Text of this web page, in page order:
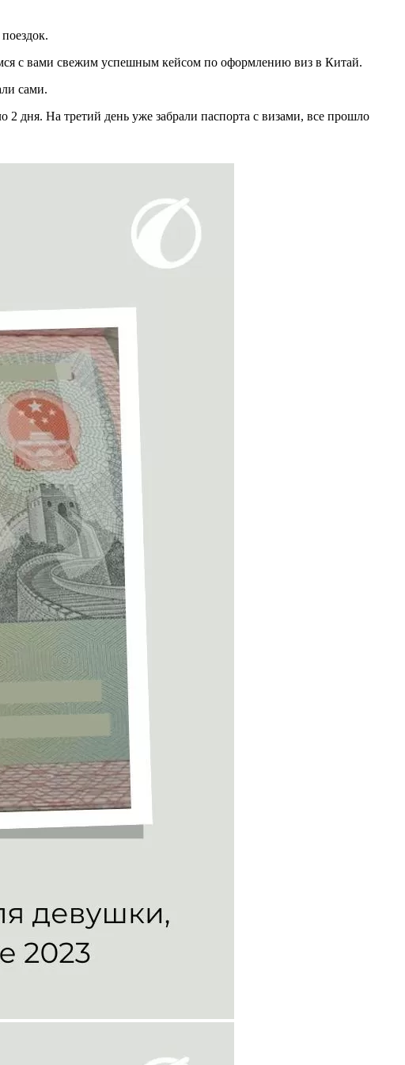
с вами свежим успешным кейсом по оформлению виз в Китай.
сами.
дня. На третий день уже забрали паспорта с визами, все прошло